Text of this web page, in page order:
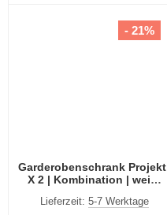
Garderobenschrank Projekt
X 2 | Kombination | weiß
Lieferzeit: 5-7 Werktage
- 21%